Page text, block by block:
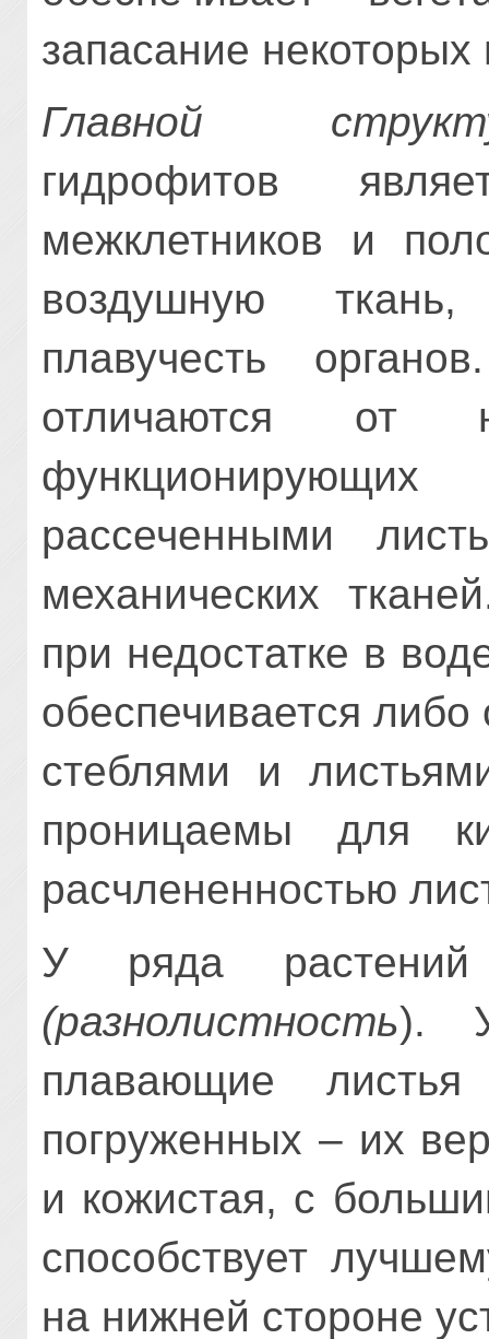
запасание
Главной
гидрофитов
межклетников и
воздушную ткань,
плавучесть
отличаются от
рассеченными
механических
при недостатке в
обеспечивается
стеблями и
проницаемы для
расчлененностью
У ряда
(разнолистность).
плавающие
погруженных – их
и кожистая, с
способствует
на нижней стороне